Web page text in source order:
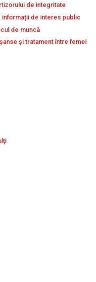
de integritate
informații de interes public
de muncă
și tratament între femei